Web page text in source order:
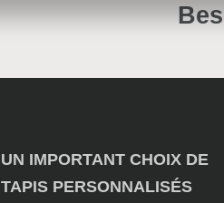
UN IMPORTANT CHOIX DE
TAPIS PERSONNALISÉS